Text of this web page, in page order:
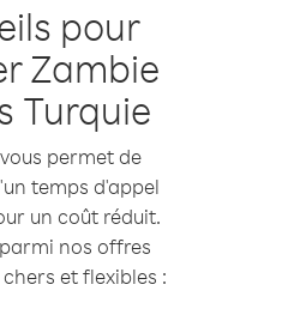
pour
Zambie
Turquie
permet de
temps d'appel
un coût réduit.
nos offres
et flexibles :